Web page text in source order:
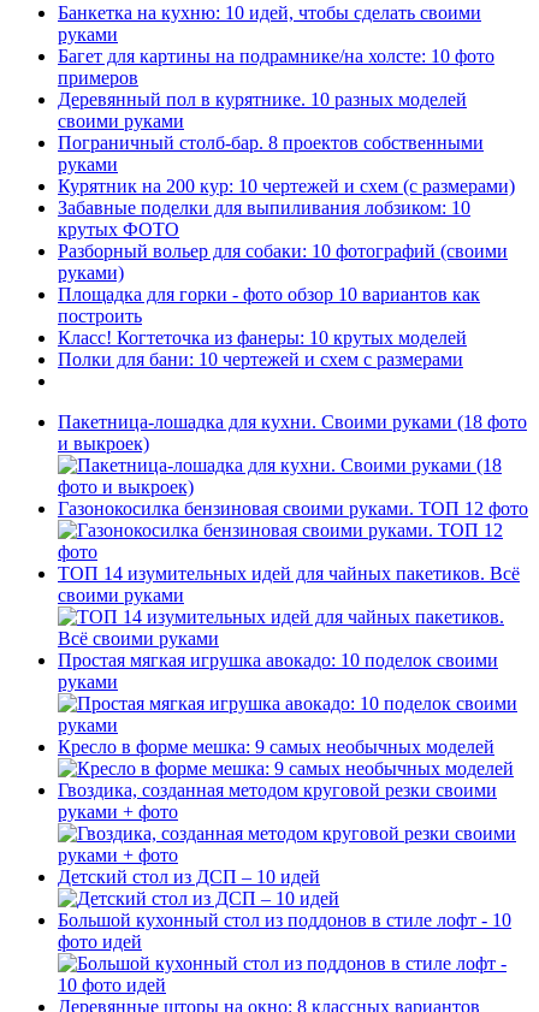
Банкетка на кухню: 10 идей, чтобы сделать своими
руками
Багет для картины на подрамнике/на холсте: 10 фото
примеров
Деревянный пол в курятнике. 10 разных моделей
своими руками
Пограничный столб-бар. 8 проектов собственными
руками
Курятник на 200 кур: 10 чертежей и схем (с размерами)
Забавные поделки для выпиливания лобзиком: 10
крутых ФОТО
Разборный вольер для собаки: 10 фотографий (своими
руками)
Площадка для горки - фото обзор 10 вариантов как
построить
Класс! Когтеточка из фанеры: 10 крутых моделей
Полки для бани: 10 чертежей и схем с размерами
Пакетница-лошадка для кухни. Своими руками (18 фото
и выкроек)
Газонокосилка бензиновая своими руками. ТОП 12 фото
ТОП 14 изумительных идей для чайных пакетиков. Всё
своими руками
Простая мягкая игрушка авокадо: 10 поделок своими
руками
Кресло в форме мешка: 9 самых необычных моделей
Гвоздика, созданная методом круговой резки своими
руками + фото
Детский стол из ДСП – 10 идей
Большой кухонный стол из поддонов в стиле лофт - 10
фото идей
Деревянные шторы на окно: 8 классных вариантов